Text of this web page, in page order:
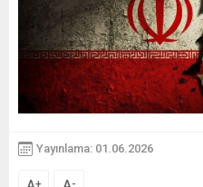
Yayınlama: 01.06.2026
+ -